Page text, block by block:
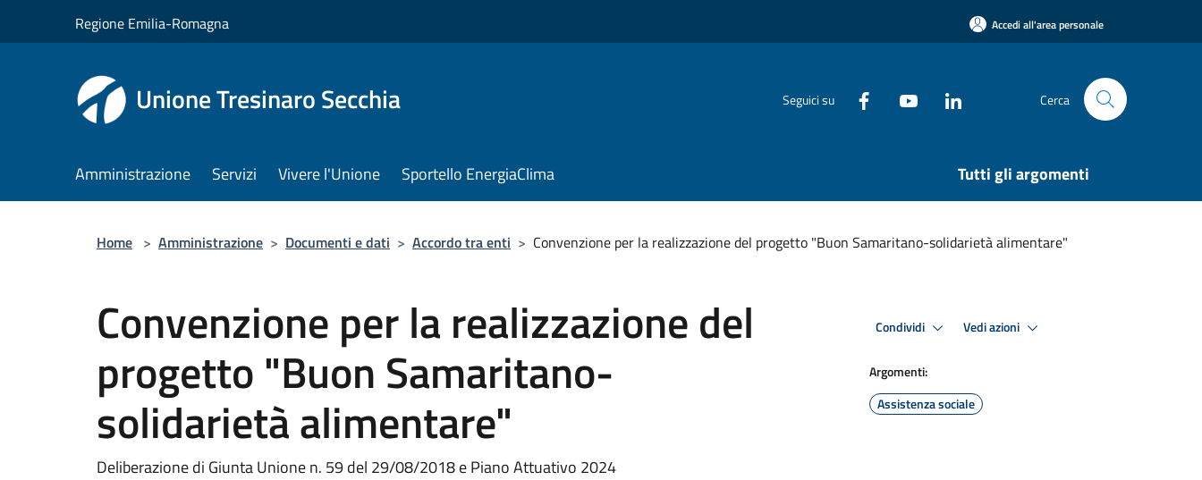
Regione Emilia-Romagna Accedi all'area personale
Unione Tresinaro Secchia Seguici su Cerca
Amministrazione Servizi Vivere l'Unione Sportello EnergiaClima Tutti gli argomenti
Home > Amministrazione > Documenti e dati > Accordo tra enti > Convenzione per la realizzazione del progetto "Buon Samaritano-solidarietà alimentare"
Convenzione per la realizzazione del
progetto "Buon Samaritano-
solidarietà alimentare"
Deliberazione di Giunta Unione n. 59 del 29/08/2018 e Piano Attuativo 2024
Condividi Vedi azioni
Argomenti:
Assistenza sociale